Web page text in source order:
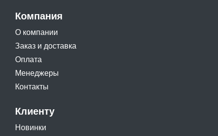
Компания
О компании
Заказ и доставка
Оплата
Менеджеры
Контакты
Клиенту
Новинки